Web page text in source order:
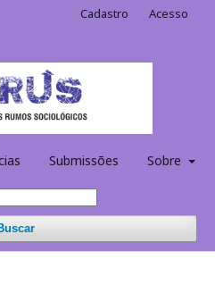
Submissões Sobre
Cadastro Acesso